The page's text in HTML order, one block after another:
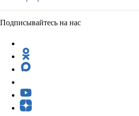
Подписывайтесь на нас